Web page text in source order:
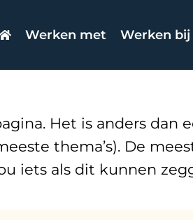
Werken met Werken bij
Het is anders
thema’s). De
iets als dit kunnen